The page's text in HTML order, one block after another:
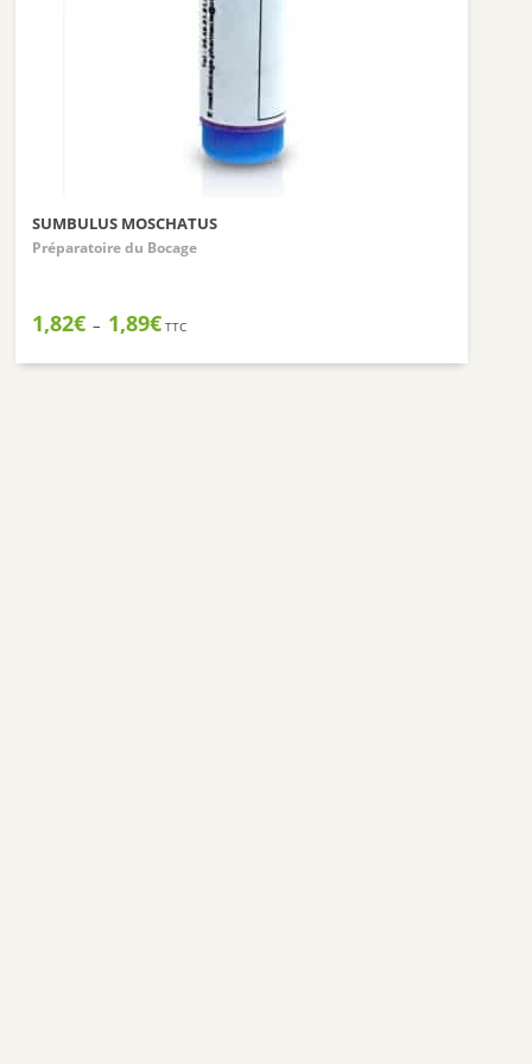
Nuxuriance
SUMBULUS MOSCHATUS
Préparatoire du Bocage
1,82€ – 1,89€Plage
prix :
TTC